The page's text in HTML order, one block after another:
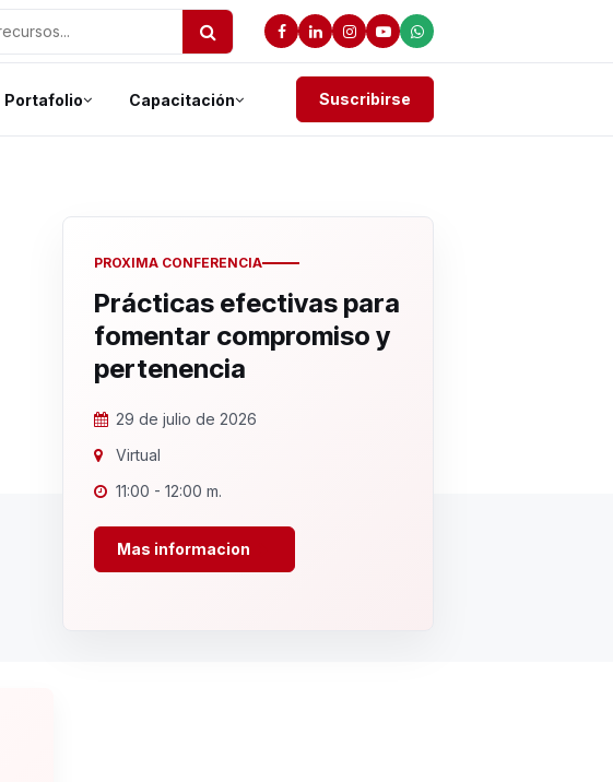
Portafolio Capacitación Suscribirse
PROXIMA CONFERENCIA
Prácticas efectivas para
fomentar compromiso y
pertenencia
29 de julio de 2026
Virtual
11:00 - 12:00 m.
Mas informacion